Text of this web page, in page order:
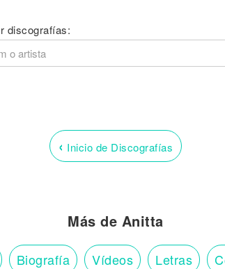
discografías:
‹ Inicio de Discografías
Más de Anitta
Biografía Vídeos Letras